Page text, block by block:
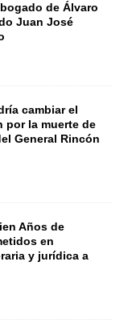
de Álvaro
Juan José
cambiar el
por la muerte de
General Rincón
Años de
en
y jurídica a